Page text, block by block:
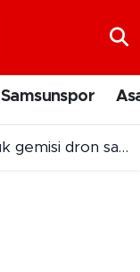
Samsunspor
saldırısına uğradı